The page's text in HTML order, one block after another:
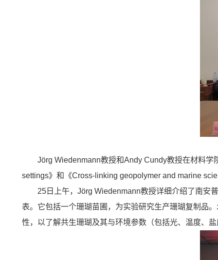
Jörg Wiedenmann教授和Andy Cundy教授在材料
settings》和《Cross-linking geopolymer and marine
25日上午，Jörg Wiedenmann教授详细介绍了南安
表。它包括一个珊瑚苗圃，为实验研究生产珊瑚复制品
性，以了解共生珊瑚及其与环境参数（包括光、温度、